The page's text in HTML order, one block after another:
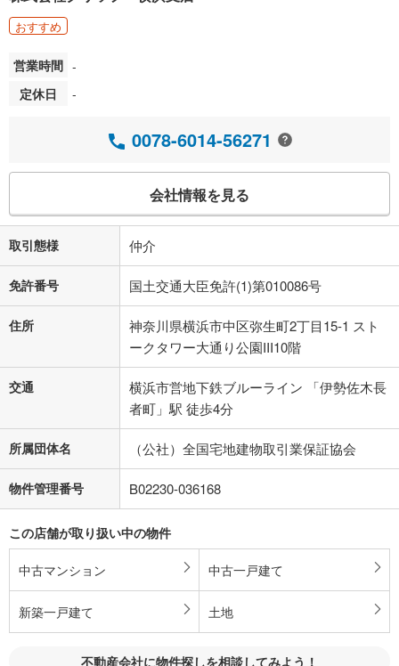
おすすめ
営業時間 -
定休日
-
0078-6014-56271
会社情報を見る
取引態様 仲介
免許番号 国土交通大臣免許(1)第010086号
住所
神奈川県横浜市中区弥生町2丁目15-1 スト
ークタワー大通り公園III10階
交通
横浜市営地下鉄ブルーライン 「伊勢佐木長
者町」駅 徒歩4分
所属団体名 （公社）全国宅地建物取引業保証協会
物件管理番号 B02230-036168
この店舗が取り扱い中の物件
中古マンション 中古一戸建て
新築一戸建て 土地
不動産会社に物件探しを相談してみよう！